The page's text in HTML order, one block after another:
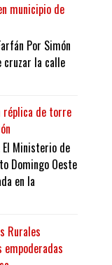
municipio de
Por Simón
cruzar la calle
réplica de torre
El Ministerio de
Domingo Oeste
en la
Rurales
empoderadas